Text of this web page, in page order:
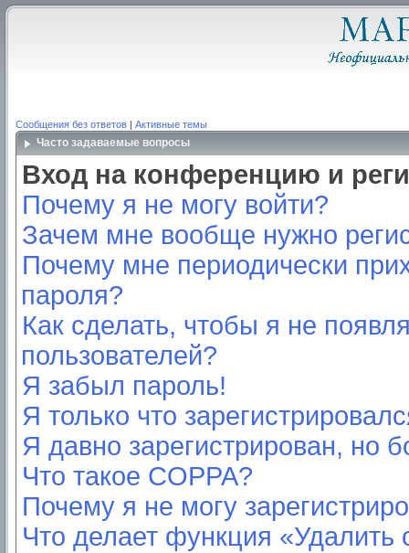
Сообщения без ответов | Активные темы
Часто задаваемые вопросы
Вход на конференцию и
Почему я не могу войти?
Зачем мне вообще нужно
Почему мне периодически
пароля?
Как сделать, чтобы я не
пользователей?
Я забыл пароль!
Я только что
Я давно зарегистрирован, но
Что такое COPPA?
Почему я не могу
Что делает функция